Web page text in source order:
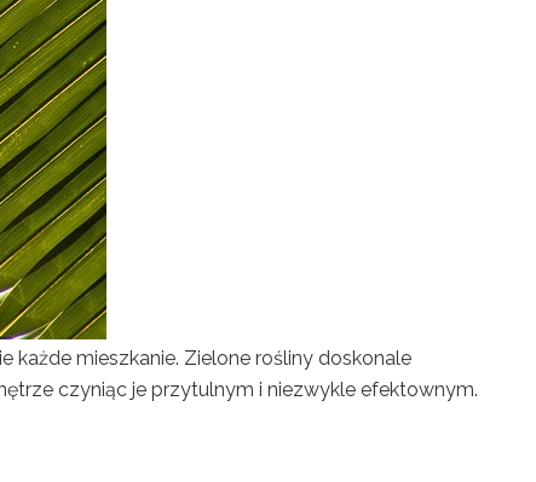
każde mieszkanie. Zielone rośliny doskonale
czyniąc je przytulnym i niezwykle efektownym.